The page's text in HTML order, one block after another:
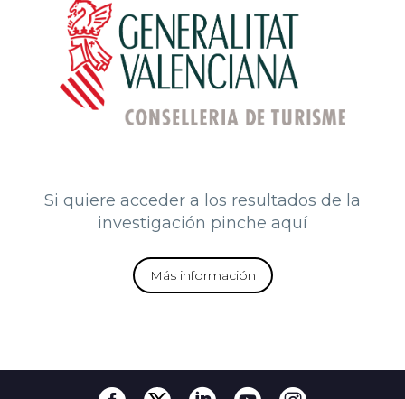
Si quiere acceder a los resultados de la
investigación pinche aquí
Más información